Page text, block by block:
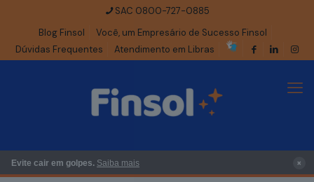
SAC 0800-727-0885
Blog Finsol
Você, um Empresário de Sucesso Finsol
Dúvidas Frequentes
Atendimento em Libras
Evite cair em golpes. Saiba mais ×